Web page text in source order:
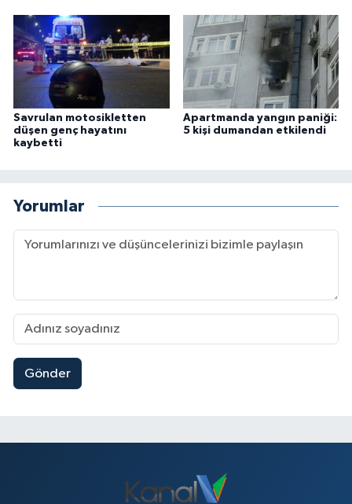
Savrulan motosikletten
düşen genç hayatını
kaybetti
Apartmanda yangın paniği:
5 kişi dumandan etkilendi
Yorumlar
Gönder